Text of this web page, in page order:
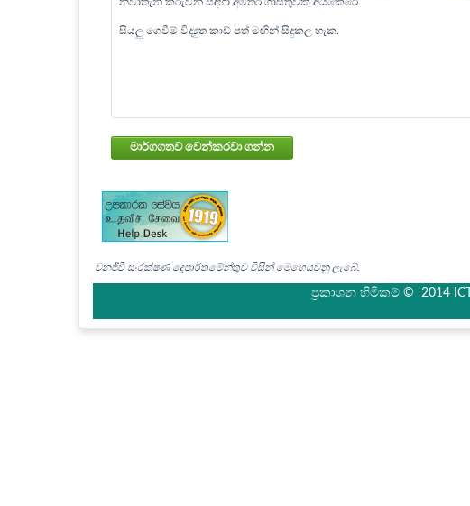
නවාතැන් කරුවන් සඳහා අමතර ගාස්තුවක් අයකෙරේ.
සියලු ගෙවීම් විද්‍යුත කාඩ් පත් මඟින් සිදුකල හැක.
මාර්ගගතව වෙන්කරවා ගන්න
වනජීවී සංරක්ෂණ දෙපාර්තමේන්තුව විසින් මෙහෙයවනු ලැබේ.
ප්‍රකාශන හිමිකම් © 2014